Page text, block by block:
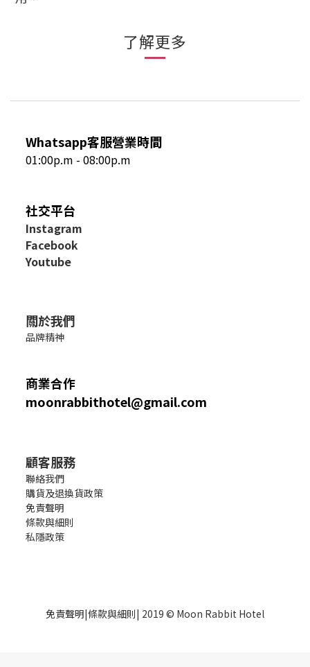
了解更多
Whatsapp客服營業時間
01:00p.m - 08:00p.m
社交平台
Instagram
Facebook
Youtube
關於我們
品牌精神
商業合作
moonrabbithotel@gmail.com
顧客服務
聯絡我們
購貨及退換貨政策
免責聲明
條款與細則
私隱政策
免責聲明|條款與細則| 2019 © Moon Rabbit Hotel